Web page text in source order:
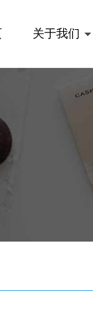
关于我们